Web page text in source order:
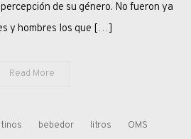
de su género. No fueron ya
y hombres los que […]
Read More
bebedor litros OMS